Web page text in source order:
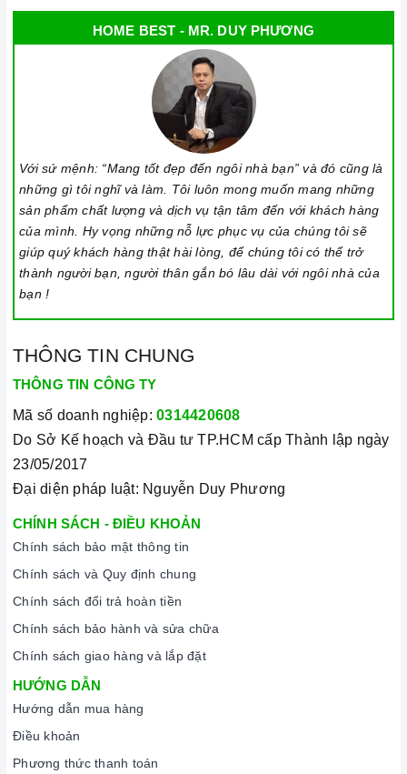
Đảm bảo đọc hướng dẫn sử dụng kèm theo để biết điện áp
và dòng điện yêu cầu cũng như các thông số kỹ thuật khác.
Làm theo hướng dẫn của nhà sản xuất.
Đặt bếp trên bề mặt phẳng, ổn định.
Đặt dụng cụ nấu đúng trọng tâm của vùng nấu trước khi bật
cảm ứng để tránh các mã lỗi bếp điện từ và để tiết kiệm điện
năng.
Bật bếp bằng cách chạm vào nút bật/ tắt trên bảng điều
khiển, và thao tác trượt để tăng giảm công suất/ nhiệt độ/
thời gian.
Đặt công suất/ nhiệt độ/ hẹn giờ và chế độ nấu Booster theo
Khóa trẻ em: sử dụng để bảo đảm an toàn nếu nhà có trẻ em
và để ngăn mọi tác động làm thay đổi các cài đặt trong quá
trình nấu. Tất cả các nút sẽ bị khóa và chương trình nấu vẫn
sẽ tiếp tục chạy khi sử dụng tính năng này. Để kích hoạt
hoặc tắt tính năng này, nhấn giữ biểu tượng khóa trong vài
giây cho đến khi có tín hiệu thông báo.
Lưu ý vệ sinh và bảo quản bếp
Luôn dùng khăn mềm và khô để vệ sinh mặt bếp, chú ý lau
thật nhẹ để tránh làm trầy xước mặt bếp.
Đối với các vết bẩn cứng đầu, có thể dùng giấy ướt hoặc chất
tẩy rửa chuyên dụng để lau mặt bếp.
Lưu ý chỉ nên thực hiện việc này khi bếp đã nguội và cách xa
thời gian nấu nướng để đảm bảo an toàn.
Khi không sử dụng, nên cất giữ cẩn thận và bảo quản mặt
bếp để tránh làm trầy xước, ảnh hưởng đến cảm ứng
từ.
HOME BEST - MR. DUY PHƯƠNG
Với sứ mệnh: “Mang tốt đẹp đến ngôi nhà bạn” và đó cũng là
những gì tôi nghĩ và làm. Tôi luôn mong muốn mang những
sản phẩm chất lượng và dịch vụ tận tâm đến với khách hàng
của mình. Hy vọng những nỗ lực phục vụ của chúng tôi sẽ
giúp quý khách hàng thật hài lòng, để chúng tôi có thể trở
thành người bạn, người thân gắn bó lâu dài với ngôi nhà của
bạn !
THÔNG TIN CHUNG
THÔNG TIN CÔNG TY
Mã số doanh nghiệp: 0314420608
Do Sở Kế hoạch và Đầu tư TP.HCM cấp Thành lập ngày
23/05/2017
Đại diện pháp luật: Nguyễn Duy Phương
CHÍNH SÁCH - ĐIỀU KHOẢN
Chính sách bảo mật thông tin
Chính sách và Quy định chung
Chính sách đổi trả hoàn tiền
Chính sách bảo hành và sửa chữa
Chính sách giao hàng và lắp đặt
HƯỚNG DẪN
Hướng dẫn mua hàng
Điều khoản
Phương thức thanh toán